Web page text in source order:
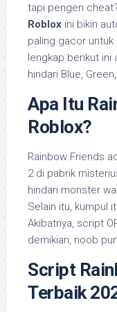
tapi pengen
Roblox ini bikin
paling gacor untuk
lengkap berikut ini
hindari Blue,
Apa Itu
Roblox?
Rainbow Friends
2 di pabrik
hindari monster
Selain itu, kumpul
Akibatnya, script
demikian, noob
Script
Terbaik